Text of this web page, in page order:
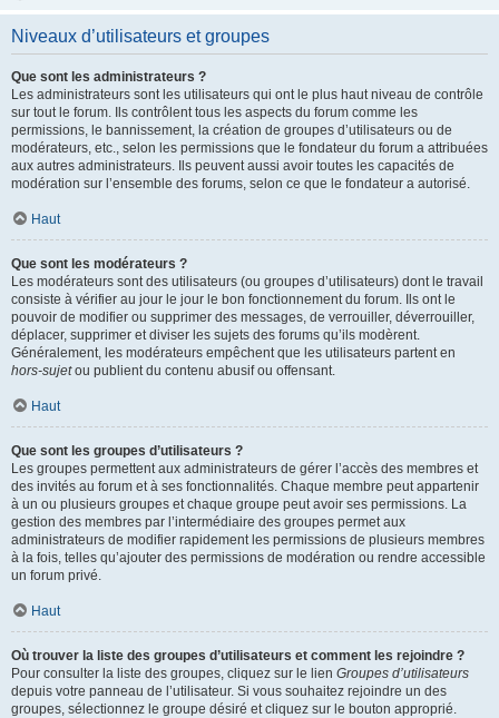
Niveaux d’utilisateurs et groupes
Que sont les administrateurs ?
Les administrateurs sont les utilisateurs qui ont le plus haut niveau de contrôle
sur tout le forum. Ils contrôlent tous les aspects du forum comme les
permissions, le bannissement, la création de groupes d’utilisateurs ou de
modérateurs, etc., selon les permissions que le fondateur du forum a attribuées
aux autres administrateurs. Ils peuvent aussi avoir toutes les capacités de
modération sur l’ensemble des forums, selon ce que le fondateur a autorisé.
Haut
Que sont les modérateurs ?
Les modérateurs sont des utilisateurs (ou groupes d’utilisateurs) dont le travail
consiste à vérifier au jour le jour le bon fonctionnement du forum. Ils ont le
pouvoir de modifier ou supprimer des messages, de verrouiller, déverrouiller,
déplacer, supprimer et diviser les sujets des forums qu’ils modèrent.
Généralement, les modérateurs empêchent que les utilisateurs partent en
hors-sujetou publient du contenu abusif ou offensant.
Haut
Que sont les groupes d’utilisateurs ?
Les groupes permettent aux administrateurs de gérer l’accès des membres et
des invités au forum et à ses fonctionnalités. Chaque membre peut appartenir
à un ou plusieurs groupes et chaque groupe peut avoir ses permissions. La
gestion des membres par l’intermédiaire des groupes permet aux
administrateurs de modifier rapidement les permissions de plusieurs membres
à la fois, telles qu’ajouter des permissions de modération ou rendre accessible
un forum privé.
Haut
Où trouver la liste des groupes d’utilisateurs et comment les rejoindre ?
Pour consulter la liste des groupes, cliquez sur le lien Groupes d’utilisateurs
depuis votre panneau de l’utilisateur. Si vous souhaitez rejoindre un des
groupes, sélectionnez le groupe désiré et cliquez sur le bouton approprié.